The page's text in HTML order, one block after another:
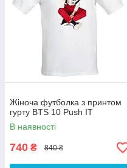
Жіноча футболка з принтом
гурту BTS 10 Push IT
В наявності
740 ₴ 840 ₴